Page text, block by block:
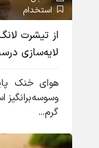
استخدام
از تیشرت
لایه‌سازی
هوای خنک
گرم...